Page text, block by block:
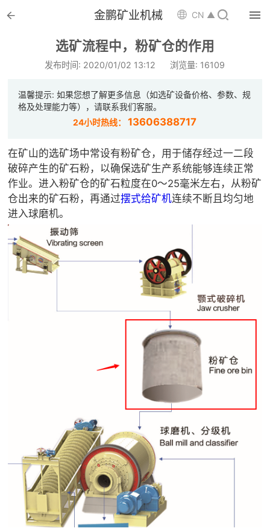
 金鹏矿业机械 CN ▲ 
选矿流程中，粉矿仓的作用
发布时间: 2020/01/02 13:12 浏览量: 16109
温馨提示: 如果您想了解更多信息（如选矿设备价格、参数、规
格及处理能力等），请联系我们客服。
24小时热线：13606388717
在矿山的选矿场中常设有粉矿仓，用于储存经过一二段
破碎产生的矿石粉，以确保选矿生产系统能够连续正常
作业。进入粉矿仓的矿石粒度在0～25毫米左右，从粉矿
仓出来的矿石粉，再通过摆式给矿机连续不断且均匀地
进入球磨机。

 选矿设备
 配件耗材

 选矿总包
 案例中心

选矿实验室
 关于金鹏
发展历程
企业文化
专家团队
 联系我们